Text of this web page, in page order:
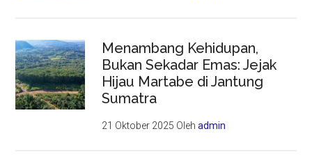
Menambang Kehidupan,
Bukan Sekadar Emas: Jejak
Hijau Martabe di Jantung
Sumatra
21 Oktober 2025 Olehadmin